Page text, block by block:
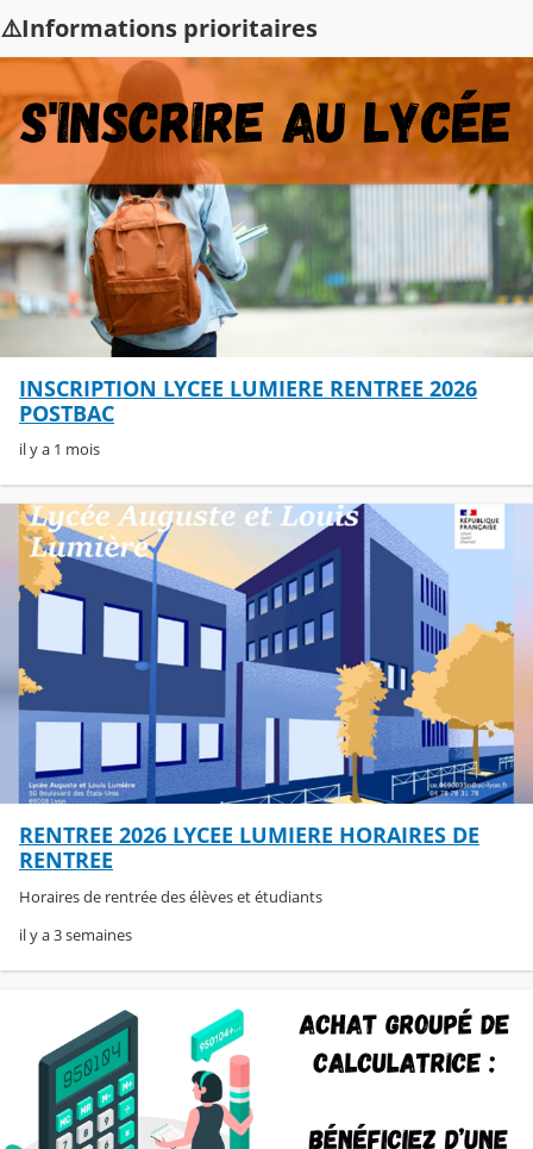
⚠️Informations prioritaires
INSCRIPTION LYCEE LUMIERE RENTREE 2026
POSTBAC
il y a 1 mois
RENTREE 2026 LYCEE LUMIERE HORAIRES DE
RENTREE
Horaires de rentrée des élèves et étudiants
il y a 3 semaines